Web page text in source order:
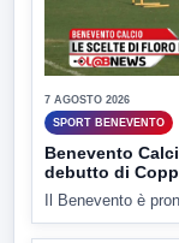
7 AGOSTO 2026
SPORT BENEVENTO
Benevento
debutto di
Il Benevento è